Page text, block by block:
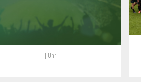
| Uhr